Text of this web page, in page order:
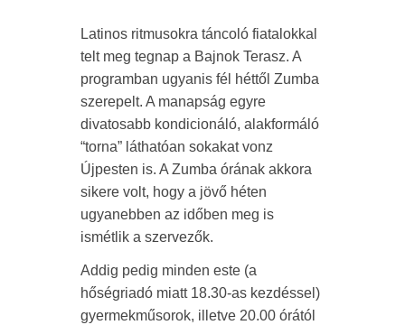
Latinos ritmusokra táncoló fiatalokkal
telt meg tegnap a Bajnok Terasz. A
programban ugyanis fél héttől Zumba
szerepelt. A manapság egyre
divatosabb kondicionáló, alakformáló
“torna” láthatóan sokakat vonz
Újpesten is. A Zumba órának akkora
sikere volt, hogy a jövő héten
ugyanebben az időben meg is
ismétlik a szervezők.
Addig pedig minden este (a
hőségriadó miatt 18.30-as kezdéssel)
gyermekműsorok, illetve 20.00 órától